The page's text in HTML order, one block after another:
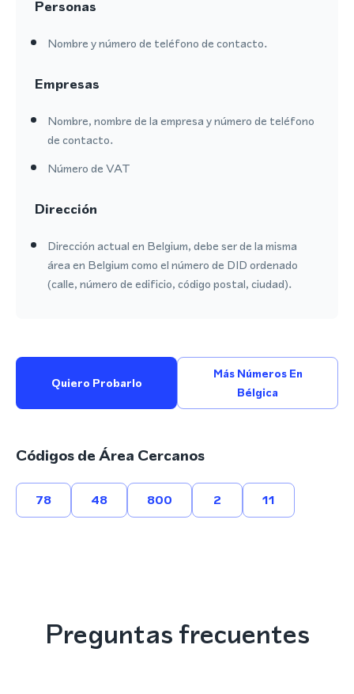
Personas
Nombre y número de teléfono de contacto.
Empresas
Nombre, nombre de la empresa y número de teléfono
de contacto.
Número de VAT
Dirección
Dirección actual en Belgium, debe ser de la misma
área en Belgium como el número de DID ordenado
(calle, número de edificio, código postal, ciudad).
Quiero Probarlo
Más Números En
Bélgica
Códigos de Área Cercanos
78 48 800 2 11
Preguntas frecuentes